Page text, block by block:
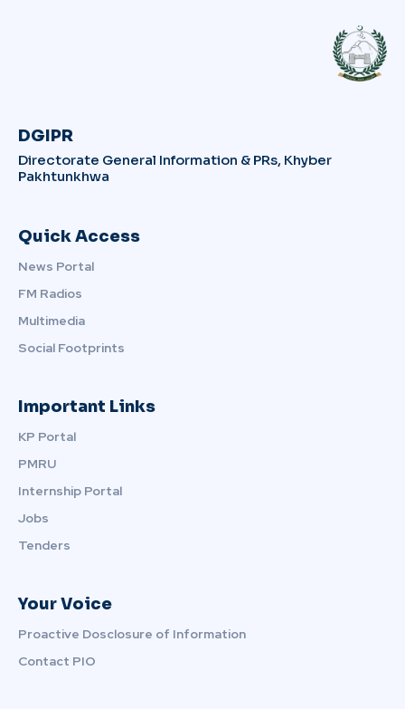
DGIPR
Directorate General Information & PRs, Khyber
Pakhtunkhwa
Quick Access
News Portal
FM Radios
Multimedia
Social Footprints
Important Links
KP Portal
PMRU
Internship Portal
Jobs
Tenders
Your Voice
Proactive Dosclosure of Information
Contact PIO